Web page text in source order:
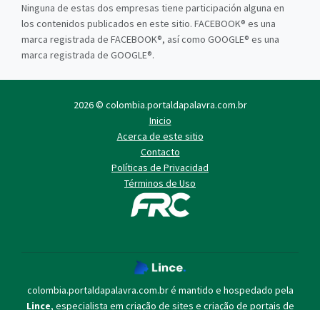
Ninguna de estas dos empresas tiene participación alguna en
los contenidos publicados en este sitio. FACEBOOK® es una
marca registrada de FACEBOOK®, así como GOOGLE® es una
marca registrada de GOOGLE®.
2026 © colombia.portaldapalavra.com.br
Inicio
Acerca de este sitio
Contacto
Políticas de Privacidad
Términos de Uso
colombia.portaldapalavra.com.br é mantido e hospedado pela
Lince, especialista em criação de sites e criação de portais de